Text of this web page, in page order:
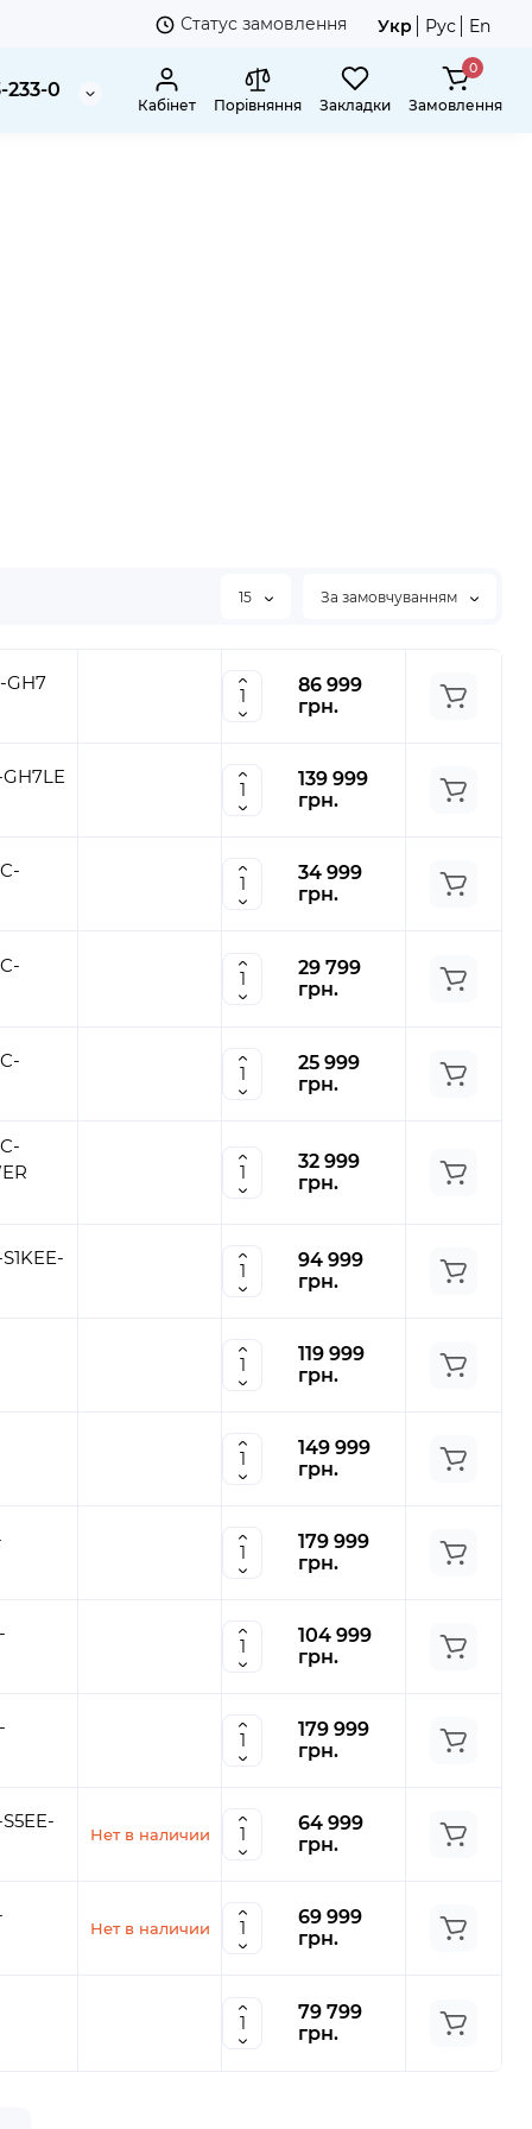
Статус замовлення Укр Рус En
233-0
Кабінет Порівняння Закладки
0
Замовлення
15 За замовчуванням
GH7
86 999
грн.
139 999
грн.
34 999
грн.
29 799
грн.
25 999
грн.
32 999
грн.
94 999
грн.
119 999
грн.
149 999
грн.
179 999
грн.
104 999
грн.
179 999
грн.
Нет в наличии
64 999
грн.
Нет в наличии
69 999
грн.
79 799
грн.